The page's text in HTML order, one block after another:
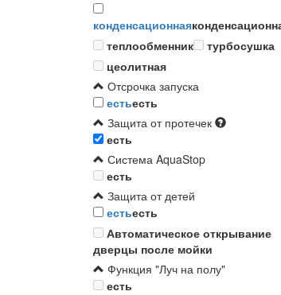
конденсационная
теплообменник
турбосушка
цеолитная
Отсрочка запуска
естьесть
Защита от протечек
есть
Система AquaStop
есть
Защита от детей
естьесть
Автоматическое открывание
дверцы после мойки
Функция "Луч на полу"
есть